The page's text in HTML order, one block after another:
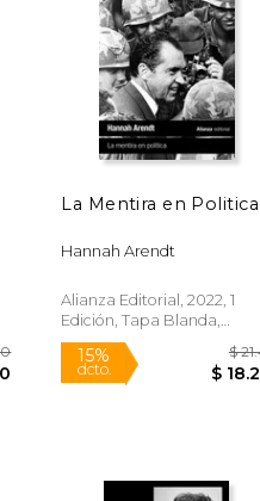
$ 16.14 dcto.
La Mentira en Politica
Hannah Arendt
Alianza Editorial, 2022, 1
Edición, Tapa Blanda,
Nuevo